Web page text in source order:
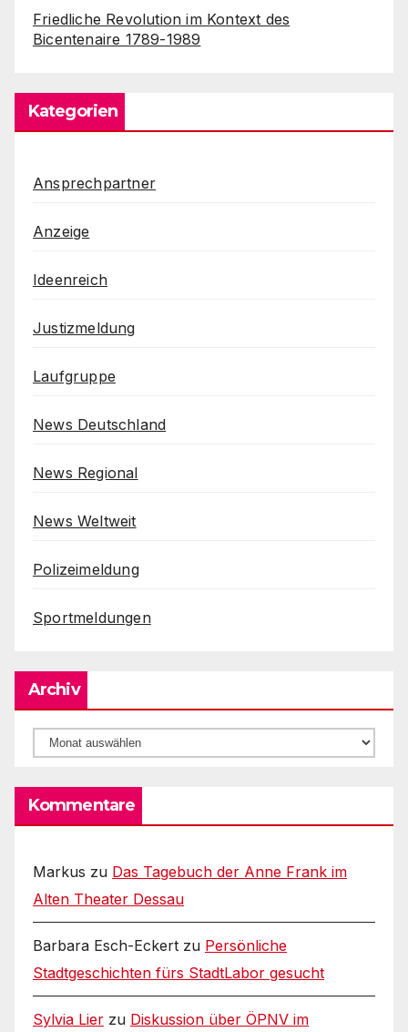
Friedliche Revolution im Kontext des
Bicentenaire 1789-1989
Kategorien
Ansprechpartner
Anzeige
Ideenreich
Justizmeldung
Laufgruppe
News Deutschland
News Regional
News Weltweit
Polizeimeldung
Sportmeldungen
Archiv
Archiv
Kommentare
Markus zu Das Tagebuch der Anne Frank im
Alten Theater Dessau
Barbara Esch-Eckert zu Persönliche
Stadtgeschichten fürs StadtLabor gesucht
Sylvia Lier zu Diskussion über ÖPNV im